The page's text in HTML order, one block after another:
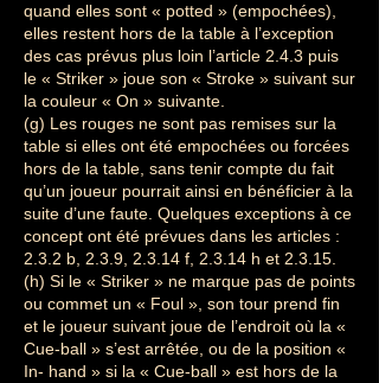
quand elles sont « potted » (empochées),
elles restent hors de la table à l’exception
des cas prévus plus loin l’article 2.4.3 puis
le « Striker » joue son « Stroke » suivant sur
la couleur « On » suivante.
(g) Les rouges ne sont pas remises sur la
table si elles ont été empochées ou forcées
hors de la table, sans tenir compte du fait
qu’un joueur pourrait ainsi en bénéficier à la
suite d’une faute. Quelques exceptions à ce
concept ont été prévues dans les articles :
2.3.2 b, 2.3.9, 2.3.14 f, 2.3.14 h et 2.3.15.
(h) Si le « Striker » ne marque pas de points
ou commet un « Foul », son tour prend fin
et le joueur suivant joue de l’endroit où la «
Cue-ball » s’est arrêtée, ou de la position «
In- hand » si la « Cue-ball » est hors de la